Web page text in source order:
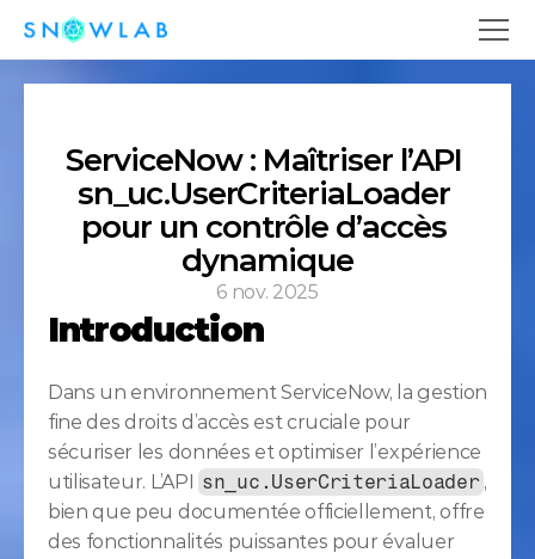
ServiceNow : Maîtriser l’API
sn_uc.UserCriteriaLoader
pour un contrôle d’accès
dynamique
6 nov. 2025
Introduction
Dans un environnement ServiceNow, la gestion
fine des droits d’accès est cruciale pour
sécuriser les données et optimiser l’expérience
utilisateur. L’API sn_uc.UserCriteriaLoader ,
bien que peu documentée officiellement, offre
des fonctionnalités puissantes pour évaluer